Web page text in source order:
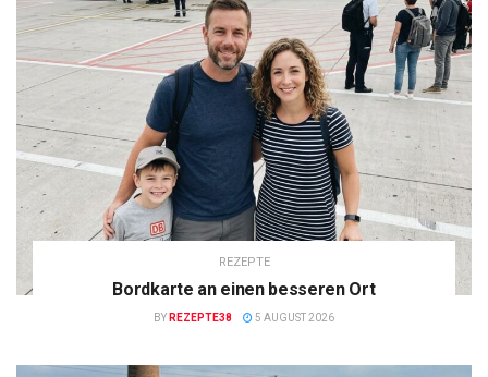
REZEPTE
Bordkarte an einen besseren Ort
BY REZEPTE38 5 AUGUST 2026